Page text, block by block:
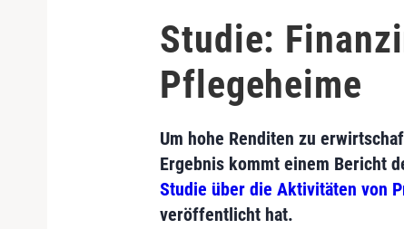
Studie:
Pflegeheime
Um hohe Renditen zu
Ergebnis kommt einem Bericht
Studie über die Aktivitäten von
veröffentlicht hat.